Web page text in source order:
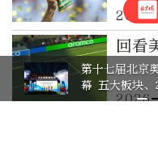
回看
第十七届北京
幕 五大板块、
体育文化供给